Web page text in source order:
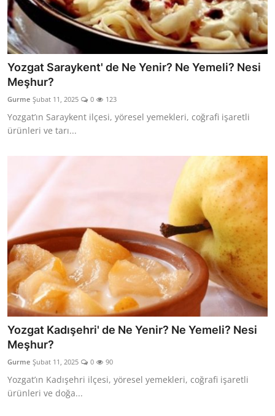
Yozgat Saraykent' de Ne Yenir? Ne Yemeli? Nesi
Meşhur?
Gurme Şubat 11, 2025 0 123
Yozgat’ın Saraykent ilçesi, yöresel yemekleri, coğrafi işaretli
ürünleri ve tarı...
Yozgat Kadışehri' de Ne Yenir? Ne Yemeli? Nesi
Meşhur?
Gurme Şubat 11, 2025 0 90
Yozgat’ın Kadışehri ilçesi, yöresel yemekleri, coğrafi işaretli
ürünleri ve doğa...